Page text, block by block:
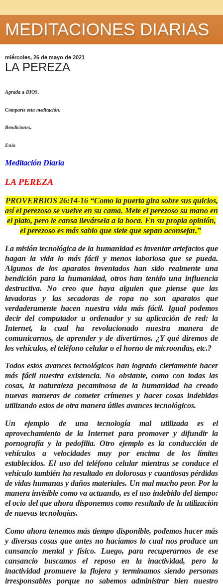
MEDITACIONES DIARIAS
miércoles, 26 de mayo de 2021
LA PEREZA
Agrada a DIOS.
Comparte esta meditación.
Bendiciones,
Enio
Meditación Diaria
LA PEREZA
PROVERBIOS 26:14-16 “Como la puerta gira sobre sus quicios,
así el perezoso se vuelve en su cama. Mete el perezoso su mano en
el plato, pero le cansa llevársela a la boca. En su propia opinión,
el perezoso es más sabio que siete que sepan aconsejar.”
La misión tecnológica de la humanidad es inventar artefactos que
hagan la vida lo más fácil y menos laboriosa que se pueda.
Algunos de los aparatos inventados han sido realmente una
bendición para la humanidad, otros han tenido una influencia
destructiva. No creo que haya alguien que piense que las
lavadoras y las secadoras de ropa no son aparatos que
verdaderamente hacen nuestra vida más fácil. Igual podemos
decir del computador u ordenador y su aplicación de red: la
Internet, la cual ha revolucionado nuestra manera de
comunicarnos, de aprender y de divertirnos. ¿Y qué diremos de
los vehículos, el teléfono celular o el horno de microondas, etc.?
Todos estos avances tecnológicos han logrado ciertamente hacer
más fácil nuestra existencia. No obstante, como con todas las
cosas, la naturaleza pecaminosa de la humanidad ha creado
nuevas maneras de cometer crímenes y hacer cosas indebidas
utilizando estos de otra manera útiles avances tecnológicos.
Un ejemplo de una tecnología mal utilizada es el
aprovechamiento de la Internet para promover y difundir la
pornografía y la pedofilia.Otro ejemplo es la conducción de
vehículos a velocidades muy por encima de los límites
establecidos. El uso del teléfono celular mientras se conduce el
vehículo también ha resultado en dolorosas y cuantiosas pérdidas
de vidas humanas y daños materiales. Un mal mucho peor. Por la
manera invisible como va actuando, es el uso indebido del tiempo:
el ocio del que ahora disponemos como resultado de la utilización
de nuevas tecnologías.
Como ahora tenemos más tiempo disponible, podemos hacer más
y diversas cosas que antes no hacíamos lo cual nos produce un
cansancio mental y físico. Luego, para recuperarnos de ese
cansancio buscamos el reposo en la inactividad, pero la
inactividad promueve la flojera y terminamos siendo personas
irresponsables porque no sabemos administrar bien nuestro